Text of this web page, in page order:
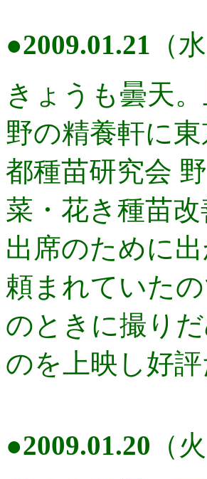
●2009.01.21 （
きょうも曇天。
野の精養軒に東
都種苗研究会 野
菜・花き種苗
出席のために
頼まれていた
のときに撮り
のを上映し好
●2009.01.20 （